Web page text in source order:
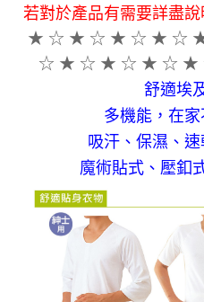
若對於產品有需要詳盡
★ ☆ ★ ☆ ★ ☆ ★ ☆
☆ ★ ☆ ★ ☆ ★ ☆ ★
舒適埃
多機能， 在家
吸汗、保濕、
魔術貼式、壓釦